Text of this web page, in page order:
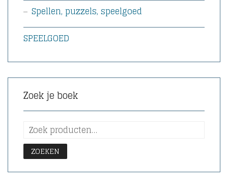
Spellen, puzzels, speelgoed
SPEELGOED
Zoek je boek
ZOEKEN